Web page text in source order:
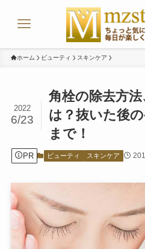
ホーム ビューティ スキンケア
角栓の除去方
は？抜いた後
まで！
2022
6/23
PR ビューティ スキンケア